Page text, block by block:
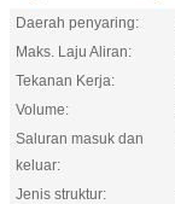
Daerah penyaring:
Maks. Laju Aliran:
Tekanan Kerja:
Volume:
Saluran masuk dan
keluar:
Jenis struktur: